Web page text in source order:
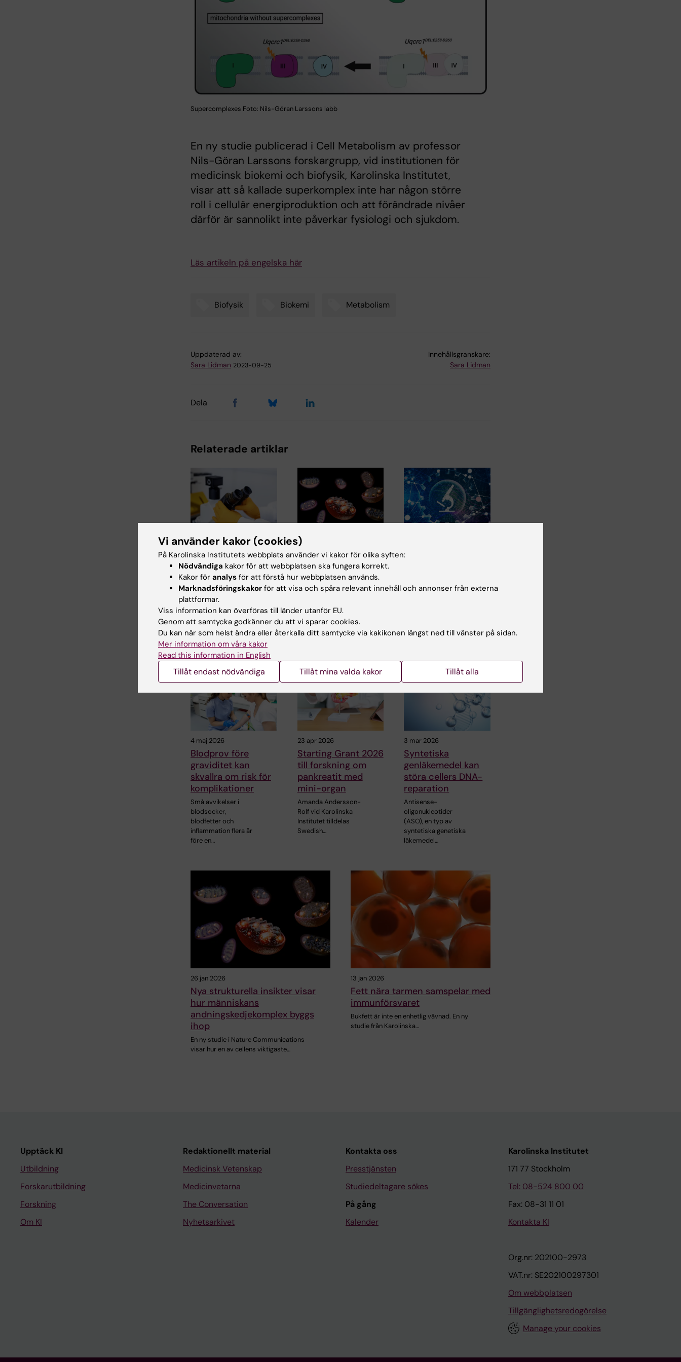
Supercomplexes Foto: Nils-Göran Larssons labb
En ny studie publicerad i Cell Metabolism av professor
Nils-Göran Larssons forskargrupp, vid institutionen för
medicinsk biokemi och biofysik, Karolinska Institutet,
visar att så kallade superkomplex inte har någon större
roll i cellulär energiproduktion och att förändrade nivåer
därför är sannolikt inte påverkar fysiologi och sjukdom.
Läs artikeln på engelska här
Biofysik Biokemi Metabolism
Uppdaterad av:
Sara Lidman 2023-09-25
Innehållsgranskare:
Sara Lidman
Dela
Relaterade artiklar
25 jun 2026
Oväntade samband
upptäckta i cellens
energimaskineri
I en ny studie som
publicerats i Nature
Communications
rapporterar…
24 jun 2026
Hur mitokondrier
bygger sina
proteinfabriker
I en studie publicerad
Communications har
forskare vid
Karolinska…
Stort anslag för
påverkar hjärt- och
institutionen för
medicin, Huddinge,…
4 maj 2026
Blodprov före
graviditet kan
skvallra om risk för
komplikationer
Små avvikelser i
blodsocker,
blodfetter och
inflammation flera år
före en…
23 apr 2026
Starting Grant 2026
till forskning om
pankreatit med
mini-organ
Amanda Andersson-
Rolf vid Karolinska
Institutet tilldelas
Swedish…
3 mar 2026
Syntetiska
genläkemedel kan
störa cellers DNA-
reparation
Antisense-
oligonukleotider
(ASO), en typ av
syntetiska genetiska
läkemedel…
26 jan 2026
Nya strukturella insikter visar
hur människans
andningskedjekomplex byggs
ihop
En ny studie i Nature Communications
visar hur en av cellens viktigaste…
13 jan 2026
Fett nära tarmen samspelar med
immunförsvaret
Bukfett är inte en enhetlig vävnad. En ny
studie från Karolinska…
Upptäck KI
Utbildning
Forskarutbildning
Forskning
Om KI
Redaktionellt material
Medicinsk Vetenskap
Medicinvetarna
The Conversation
Nyhetsarkivet
Kontakta oss
Presstjänsten
Studiedeltagare sökes
På gång
Kalender
Karolinska Institutet
171 77 Stockholm
Tel: 08-524 800 00
Fax: 08-31 11 01
Kontakta KI
Org.nr: 202100-2973
VAT.nr: SE202100297301
Om webbplatsen
Tillgänglighetsredogörelse
Manage your cookies
Vi använder kakor (cookies)
På Karolinska Institutets webbplats använder vi kakor för olika syften:
Nödvändiga kakor för att webbplatsen ska fungera korrekt.
Kakor för analys för att förstå hur webbplatsen används.
Marknadsföringskakor för att visa och spåra relevant innehåll och annonser från externa
plattformar.
Viss information kan överföras till länder utanför EU.
Genom att samtycka godkänner du att vi sparar cookies.
Du kan när som helst ändra eller återkalla ditt samtycke via kakikonen längst ned till vänster på sidan.
Mer information om våra kakor
Read this information in English
Tillåt endast nödvändiga Tillåt mina valda kakor Tillåt alla